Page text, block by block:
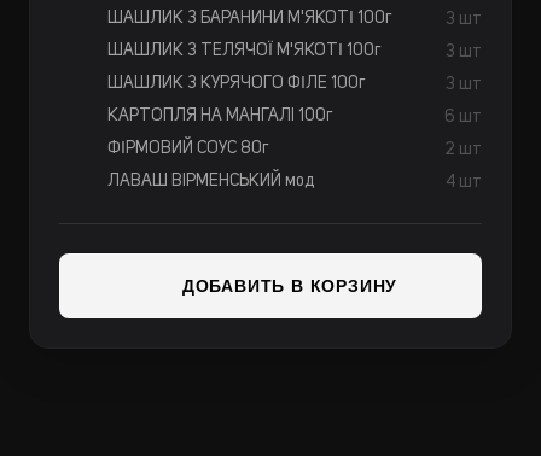
ШАШЛИК З БАРАНИНИ М'ЯКОТІ 100г
3 шт
ШАШЛИК З ТЕЛЯЧОЇ М'ЯКОТІ 100г
3 шт
ШАШЛИК З КУРЯЧОГО ФІЛЕ 100г
3 шт
КАРТОПЛЯ НА МАНГАЛI 100г
6 шт
ФІРМОВИЙ СОУС 80г
2 шт
ЛАВАШ ВIРМЕНСЬКИЙ мод
4 шт
ДОБАВИТЬ В КОРЗИНУ